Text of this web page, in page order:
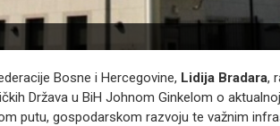
Bosne i Hercegovine, Lidija Bradara,
Država u BiH Johnom Ginkelom o
putu, gospodarskom razvoju te važnim